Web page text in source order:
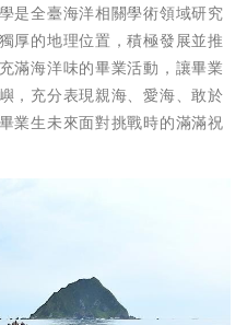
是全臺海洋相關學術領域研究
厚的地理位置，積極發展並推
滿海洋味的畢業活動，讓畢業
，充分表現親海、愛海、敢於
業生未來面對挑戰時的滿滿祝